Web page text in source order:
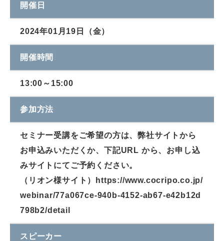
開催日
2024年01月19日（金）
開催時間
13:00～15:00
参加方法
セミナー受講をご希望の方は、弊社サイトから
お申込みいただくか、下記URL から、お申し込
みサイトにてご予約ください。
（リオン様サイト）https://www.cocripo.co.jp/
webinar/77a067ce-940b-4152-ab67-e42b12d
798b2/detail
スピーカー